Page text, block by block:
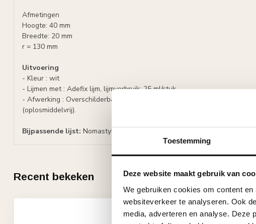
Toestemming
Deze website maakt gebruik van
We gebruiken cookies om content
websiteverkeer te analyseren. Ook
media, adverteren en analyse. Deze
Afmetingen
Hoogte: 40 mm
Breedte: 20 mm
r = 130 mm
Uitvoering
- Kleur : wit
- Lijmen met : Adefix lijm, lijmverbruik: 25 ml/stuk.
- Afwerking : Overschilderbaar met alle verven op waterbasis, zoals
(oplosmiddelvrij).
Bijpassende lijst: Nomastyl kaderlijst O (40 x 20 mm)
Recent bekeken